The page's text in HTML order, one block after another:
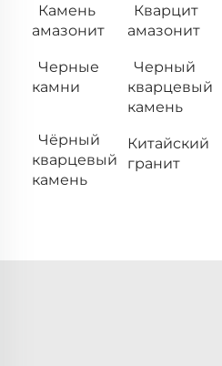
Камень
амазонит
Кварцит
амазонит
Черные
камни
Черный
кварцевый
камень
Чёрный
кварцевый
камень
Китайский
гранит